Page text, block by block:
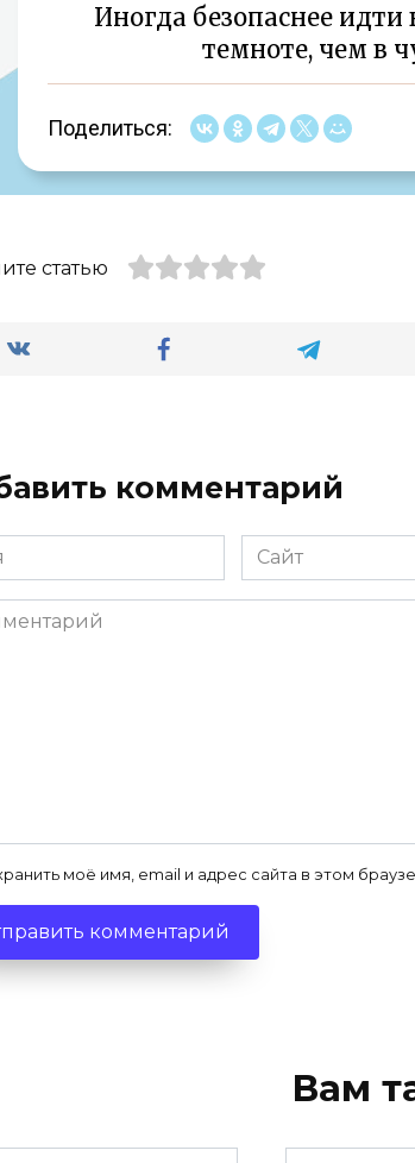
Иногда безопаснее идти
темноте, чем в
Поделиться:
статью
комментарий
Сайт
моё имя, email и адрес сайта в этом
Вам